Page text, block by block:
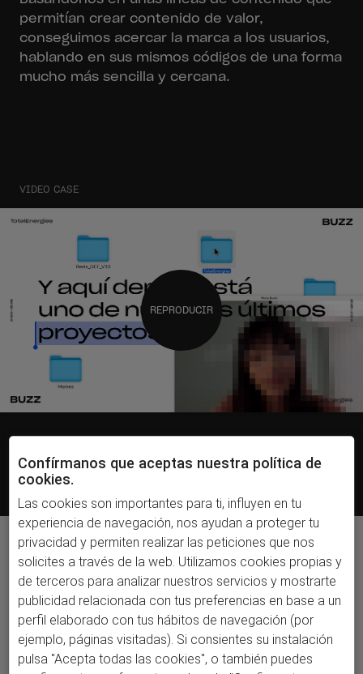
permitían crear contenido de valor,
conseguimos acercar la marca a los usuarios,
hablando en sus mismos códigos de una forma
mucho más sencilla y cercana.
VIDEO CASE
REPRODUCIR
El lado honesto
de la energía.
En redes aún seguíamos viendo contenido
muy escenificado, brandeado, pero sabíamos
que los usuarios buscaban gente real y
Confírmanos que aceptas nuestra política de
cookies.
Las cookies son importantes para ti, influyen en tu
experiencia de navegación, nos ayudan a proteger tu
privacidad y permiten realizar las peticiones que nos
solicites a través de la web. Utilizamos cookies propias y
de terceros para analizar nuestros servicios y mostrarte
publicidad relacionada con tus preferencias en base a un
perfil elaborado con tus hábitos de navegación (por
ejemplo, páginas visitadas). Si consientes su instalación
pulsa "Acepta todas las cookies", o también puedes